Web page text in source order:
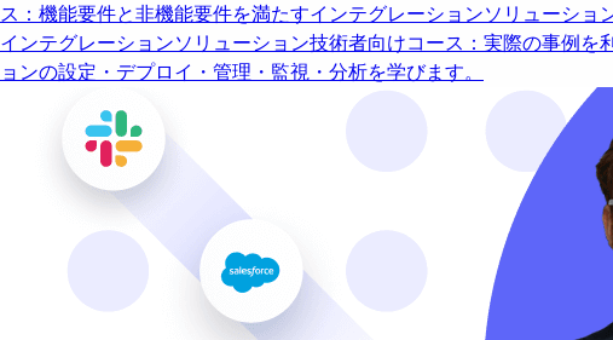
ス：機能要件と非機能要件を満たすインテグレーションソリューショ
インテグレーションソリューション技術者向けコース：実際の事例を
ョンの設定・デプロイ・管理・監視・分析を学びます。